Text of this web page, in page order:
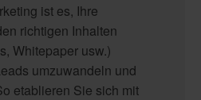
ist es, Ihre
richtigen Inhalten
Whitepaper usw.)
umzuwandeln und
etablieren Sie sich mit